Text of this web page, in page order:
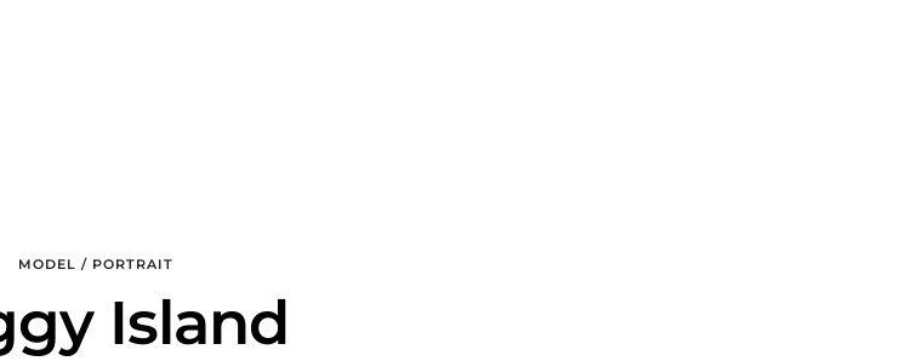
MODEL / PORTRAIT
Island